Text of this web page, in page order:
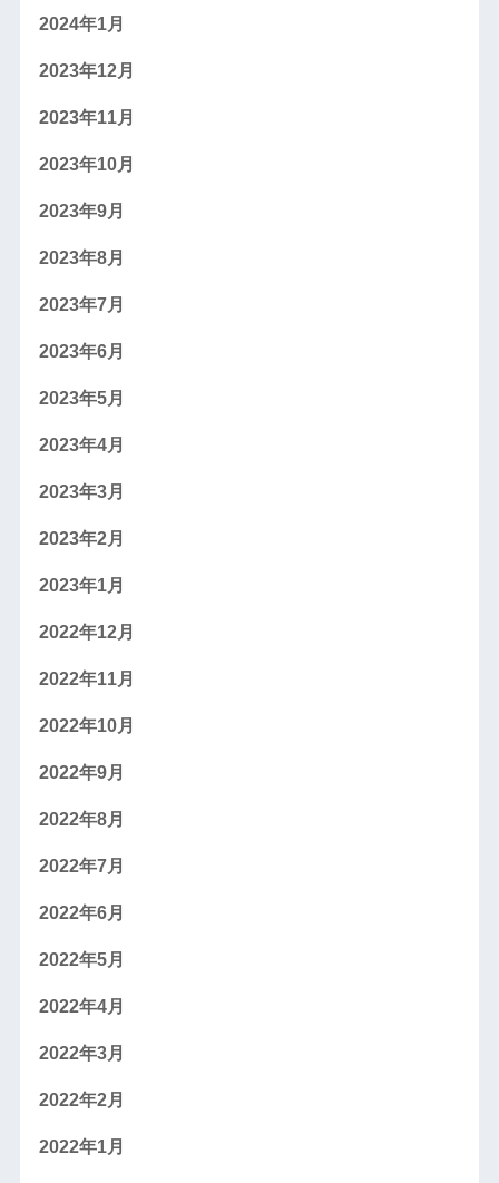
2024年1月
2023年12月
2023年11月
2023年10月
2023年9月
2023年8月
2023年7月
2023年6月
2023年5月
2023年4月
2023年3月
2023年2月
2023年1月
2022年12月
2022年11月
2022年10月
2022年9月
2022年8月
2022年7月
2022年6月
2022年5月
2022年4月
2022年3月
2022年2月
2022年1月